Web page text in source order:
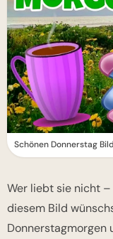
Schönen Donnerstag
Wer liebt sie nicht
diesem Bild
Donnerstagmorgen